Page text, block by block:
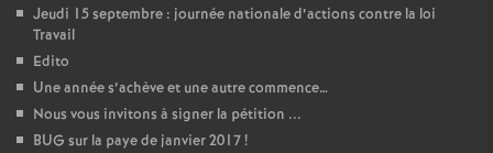
Jeudi 15 septembre : journée nationale d’actions contre la loi
Travail
Edito
Une année s’achève et une autre commence…
Nous vous invitons à signer la pétition ...
BUG sur la paye de janvier 2017!